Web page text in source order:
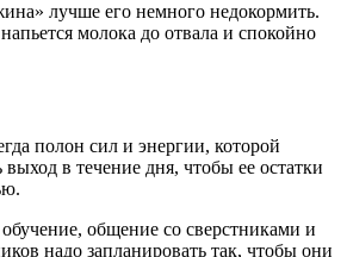
лучше его немного недокормить.
молока до отвала и спокойно
полон сил и энергии, которой
выход в течение дня, чтобы ее остатки
общение со сверстниками и
надо запланировать так, чтобы они